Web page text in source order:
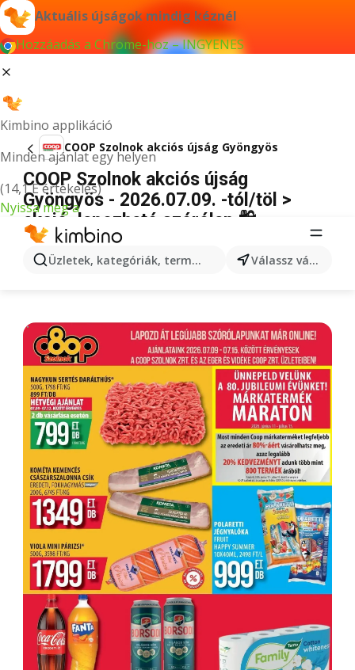
Aktuális újságok mindig kéznél
Hozzáadás a Chrome-hoz – INGYENES
Kimbino applikáció
Minden ajánlat egy helyen
(14,1 E értékelés)
Nyissa meg a
Üzletek, kategóriák, termékek keresése... Válassz várost
COOP Szolnok akciós újság Gyöngyös
COOP Szolnok akciós újság
Gyöngyös - 2026.07.09. -tól/töl >
akció, lapozható szórólap 🛍️